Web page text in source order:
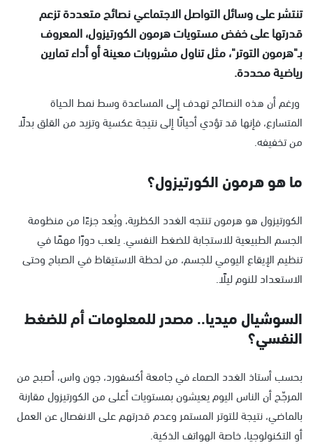
تنتشر على وسائل التواصل الاجتماعي نصائح متعددة تزعم
قدرتها على خفض مستويات هرمون الكورتيزول، المعروف
بـ"هرمون التوتر"، مثل تناول مشروبات معينة أو أداء تمارين
رياضية محددة.
ورغم أن هذه النصائح تهدف إلى المساعدة وسط نمط الحياة
المتسارع، فإنها قد تؤدي أحيانًا إلى نتيجة عكسية وتزيد من القلق بدلًا
من تخفيفه.
ما هو هرمون الكورتيزول؟
الكورتيزول هو هرمون تنتجه الغدد الكظرية، ويُعد جزءًا من منظومة
الجسم الطبيعية للاستجابة للضغط النفسي. يلعب دورًا مهمًا في
تنظيم الإيقاع اليومي للجسم، من لحظة الاستيقاظ في الصباح وحتى
الاستعداد للنوم ليلًا.
السوشيال ميديا.. مصدر للمعلومات أم للضغط
النفسي؟
بحسب أستاذ الغدد الصماء في جامعة أكسفورد، جون واس، أصبح من
المرجّح أن الناس اليوم يعيشون بمستويات أعلى من الكورتيزول مقارنة
بالماضي، نتيجة للتوتر المستمر وعدم قدرتهم على الانفصال عن العمل
أو التكنولوجيا، خاصة الهواتف الذكية.